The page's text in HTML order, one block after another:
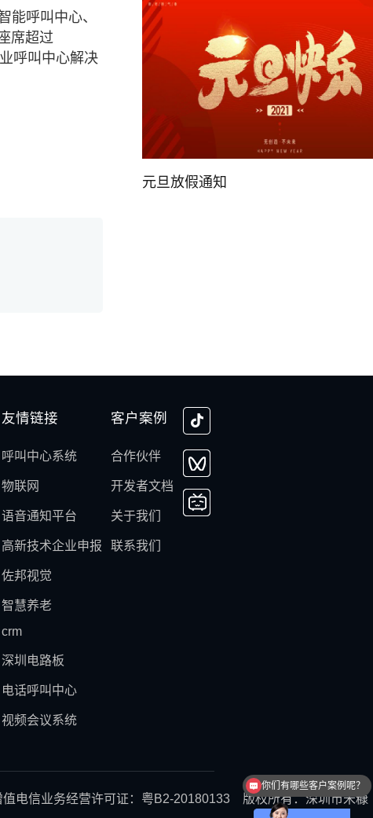
能呼叫中心、
席超过
呼叫中心解决
元旦放假通知
友情链接
呼叫中心系统
物联网
语音通知平台
高新技术企业申报
佐邦视觉
智慧养老
crm
深圳电路板
电话呼叫中心
视频会议系统
客户案例
合作伙伴
开发者文档
关于我们
联系我们
信业务经营许可证：粤B2-20180133 版权所有：深圳市米糠
怎么申请试用体验呢？